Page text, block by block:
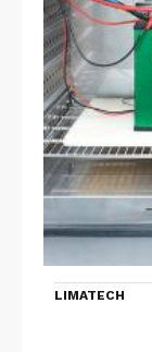
LIMATECH